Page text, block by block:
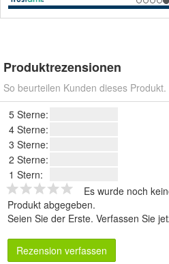
Produktrezensionen
So beurteilen Kunden dieses Produkt.
5 Sterne:
4 Sterne:
3 Sterne:
2 Sterne:
1 Stern:
Es wurde noch
Produkt abgegeben.
Seien Sie der Erste. Verfassen Sie
Rezension verfassen